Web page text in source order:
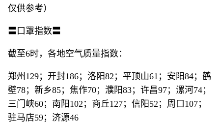
仅供参考）
〓口罩指数〓
截至6时，各地空气质量指数：
郑州129；开封186；洛阳82；平顶山61；安阳84；鹤
壁78；新乡85；焦作70；濮阳83；许昌97；漯河74；
三门峡60；南阳102；商丘127；信阳52；周口107；
驻马店59；济源46